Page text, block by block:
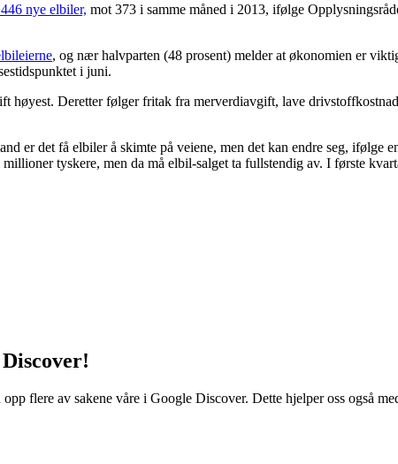
nye elbiler, mot 373 i samme måned i 2013, ifølge
, og nær halvparten (48 prosent) melder at økonomien er
i juni.
høyest. Deretter følger fritak fra merverdiavgift, lave
er det få elbiler å skimte på veiene, men det kan endre seg, ifølge
tyskere, men da må elbil-salget ta fullstendig av. I første
flere av sakene våre i Google Discover. Dette hjelper oss også